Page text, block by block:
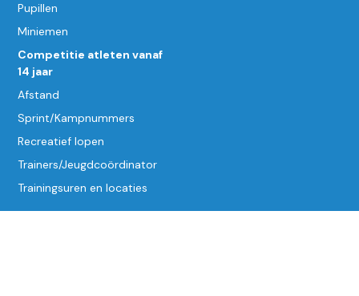
Pupillen
Miniemen
Competitie atleten vanaf
14 jaar
Afstand
Sprint/Kampnummers
Recreatief lopen
Trainers/Jeugdcoördinator
Trainingsuren en locaties